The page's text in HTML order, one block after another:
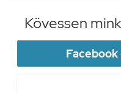
Kövessen